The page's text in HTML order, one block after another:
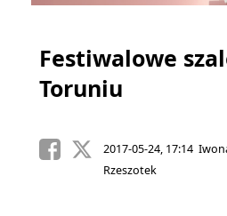
Festiwalowe
Toruniu
2017-05-24, 17:14
Rzeszotek